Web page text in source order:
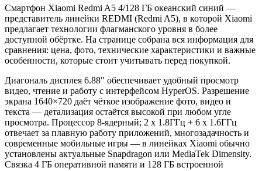
Смартфон Xiaomi Redmi A5 4/128 ГБ океанский синий —
представитель линейки REDMI (Redmi A5), в которой Xiaomi
предлагает технологии флагманского уровня в более
доступной обёртке. На странице собрана вся информация для
сравнения: цена, фото, технические характеристики и важные
особенности, которые стоит учитывать перед покупкой.
Диагональ дисплея 6.88" обеспечивает удобный просмотр
видео, чтение и работу с интерфейсом HyperOS. Разрешение
экрана 1640×720 даёт чёткое изображение фото, видео и
текста — детализация остаётся высокой при любом угле
просмотра. Процессор 8-ядерный; 2 x 1.8ГГц + 6 x 1.6ГГц
отвечает за плавную работу приложений, многозадачность и
современные мобильные игры — в линейках Xiaomi обычно
установлены актуальные Snapdragon или MediaTek Dimensity.
Связка 4 ГБ оперативной памяти и 128 ГБ встроенной